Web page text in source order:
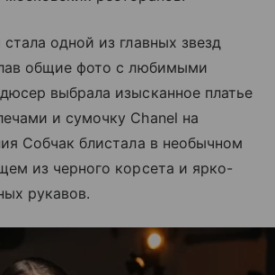
одной из главных звезд
общие фото с любимыми
выбрала изысканное платье
и сумочку Chanel на
Собчак блистала в необычном
из черного корсета и ярко-
рукавов.